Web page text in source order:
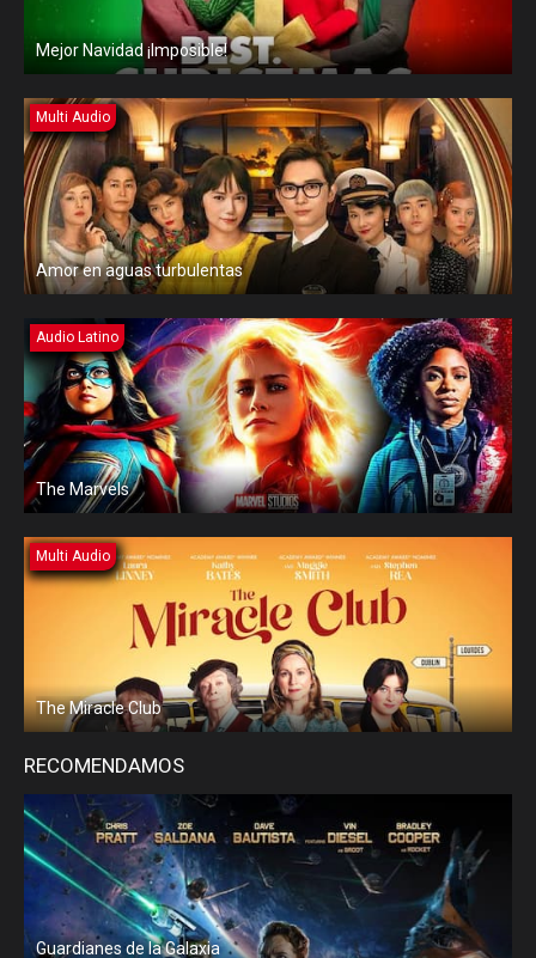
Mejor Navidad ¡Imposible!
Multi Audio
Amor en aguas turbulentas
Audio Latino
The Marvels
Multi Audio
The Miracle Club
RECOMENDAMOS
Guardianes de la Galaxia